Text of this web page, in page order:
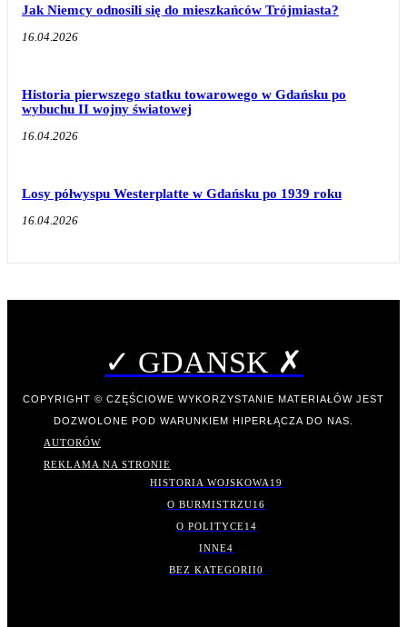
Jak Niemcy odnosili się do mieszkańców Trójmiasta?
16.04.2026
Historia pierwszego statku towarowego w Gdańsku po
wybuchu II wojny światowej
16.04.2026
Losy półwyspu Westerplatte w Gdańsku po 1939 roku
16.04.2026
✓ GDANSK ✗
COPYRIGHT © CZĘŚCIOWE WYKORZYSTANIE MATERIAŁÓW JEST
DOZWOLONE POD WARUNKIEM HIPERŁĄCZA DO NAS.
AUTORÓW
REKLAMA NA STRONIE
HISTORIA WOJSKOWA 19
O BURMISTRZU16
O POLITYCE14
INNE4
BEZ KATEGORII0